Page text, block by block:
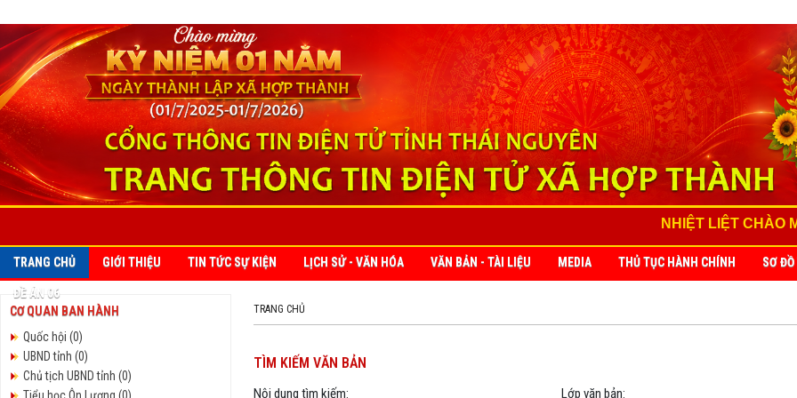
NHIỆT LIỆT CHÀO
TRANG CHỦ GIỚI THIỆU TIN TỨC SỰ KIỆN LỊCH SỬ - VĂN HÓA VĂN BẢN - TÀI LIỆU MEDIA THỦ TỤC HÀNH CHÍNH SƠ
ĐỀ ÁN 06
CƠ QUAN BAN HÀNH
Quốc hội (0)
UBND tỉnh (0)
Chủ tịch UBND tỉnh (0)
TRANG CHỦ
TÌM KIẾM VĂN BẢN
Nội dung tìm kiếm: Lớp văn bản: